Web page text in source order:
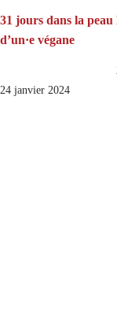
31 jours dans la peau
d’un·e végane
24 janvier 2024